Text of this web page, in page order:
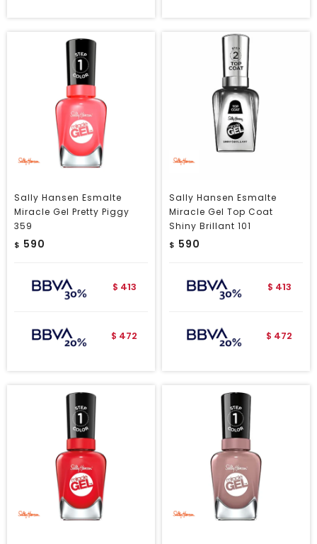
Sally Hansen Esmalte
Miracle Gel Pretty Piggy
359
$ 590
$ 413
$ 472
Sally Hansen Esmalte
Miracle Gel Top Coat
Shiny Brillant 101
$ 590
$ 413
$ 472